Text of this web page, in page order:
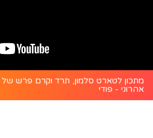
מתכון לטארט סלמון, תרד וקרם פרש
אהרוני - פודי